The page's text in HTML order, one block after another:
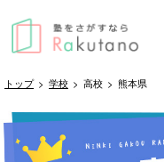
トップ > 学校 > 高校 > 熊本県